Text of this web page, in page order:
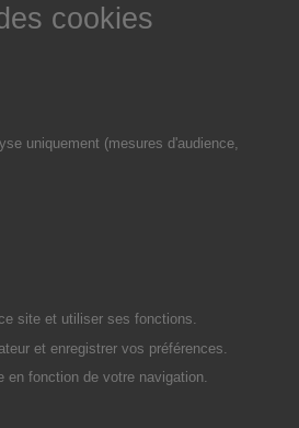
cookies
uniquement (mesures d'audience,
site et utiliser ses fonctions.
et enregistrer vos préférences.
en fonction de votre navigation.